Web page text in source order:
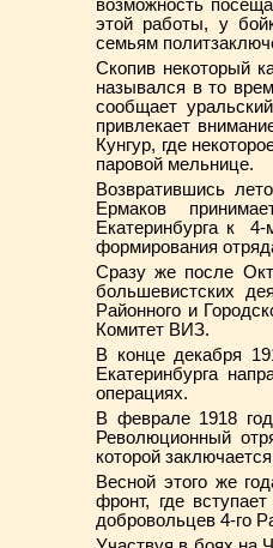
возможность
этой работы, у
семьям
Скопив некоторый
назывался в то
сообщает
привлекает
Кунгур, где
паровой мельнице.
Возвратившись
Ермаков
Екатеринбурга к 4-
формирования
Сразу же после
большевистских
Районного и
Комитет ВИЗ.
В конце декабря
Екатеринбурга
операциях.
В феврале 1918
Революционный
которой
Весной этого же
фронт, где
добровольцев 4-го